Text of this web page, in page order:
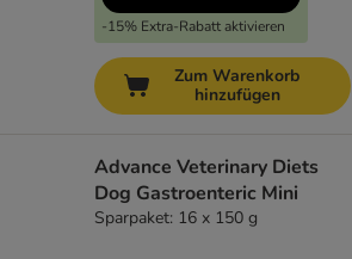
-15% Extra-Rabatt aktivieren
Zum Warenkorb
hinzufügen
Advance Veterinary Diets
Dog Gastroenteric Mini
Sparpaket: 16 x 150 g